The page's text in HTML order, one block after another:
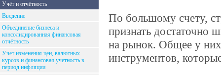
Учёт и отчётность
Введение
Объединение бизнеса и
консолидированная финансовая
отчётность
Учет изменения цен, валютных
курсов и финансовая учетность в
период инфляции
По большому счету,
признать достаточно
на рынок. Общее у
инструментов,